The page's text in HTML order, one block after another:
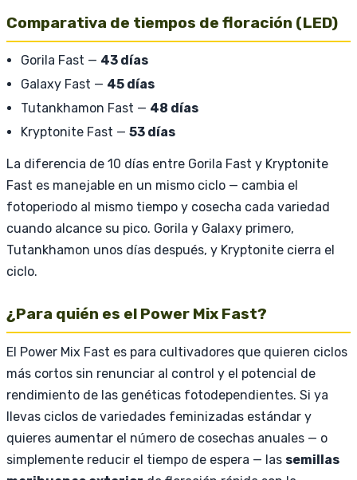
Comparativa de tiempos de floración (LED)
Gorila Fast — 43 días
Galaxy Fast — 45 días
Tutankhamon Fast — 48 días
Kryptonite Fast — 53 días
La diferencia de 10 días entre Gorila Fast y Kryptonite
Fast es manejable en un mismo ciclo — cambia el
fotoperiodo al mismo tiempo y cosecha cada variedad
cuando alcance su pico. Gorila y Galaxy primero,
Tutankhamon unos días después, y Kryptonite cierra el
ciclo.
¿Para quién es el Power Mix Fast?
El Power Mix Fast es para cultivadores que quieren ciclos
más cortos sin renunciar al control y el potencial de
rendimiento de las genéticas fotodependientes. Si ya
llevas ciclos de variedades feminizadas estándar y
quieres aumentar el número de cosechas anuales — o
simplemente reducir el tiempo de espera — las semillas